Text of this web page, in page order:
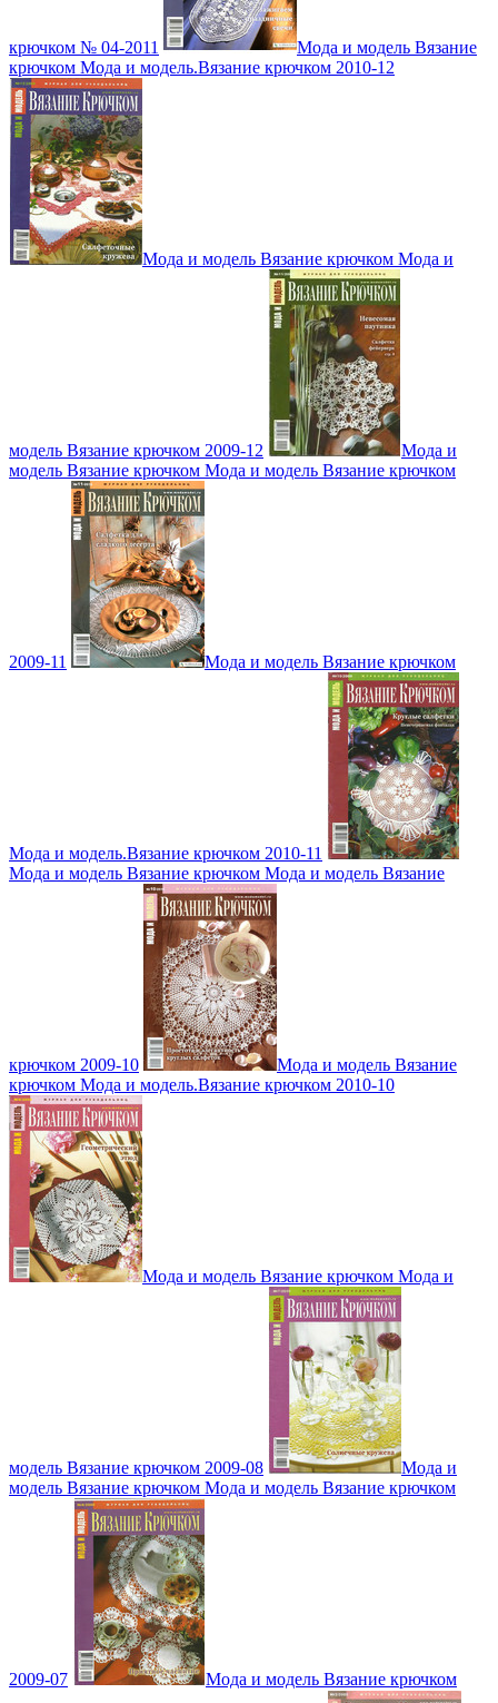
крючком № 04-2011
Мода и модель Вязание
крючком Мода и модель.Вязание крючком 2010-12
Мода и модель Вязание крючком Мода и
модель Вязание крючком 2009-12
Мода и
модель Вязание крючком Мода и модель Вязание крючком
2009-11 Мода и модель Вязание крючком
Мода и модель.Вязание крючком 2010-11
Мода и модель Вязание крючком Мода и модель Вязание
крючком 2009-10
Мода и модель Вязание
крючком Мода и модель.Вязание крючком 2010-10
Мода и модель Вязание крючком Мода и
модель Вязание крючком 2009-08
Мода и
модель Вязание крючком Мода и модель Вязание крючком
2009-07 Мода и модель Вязание крючком